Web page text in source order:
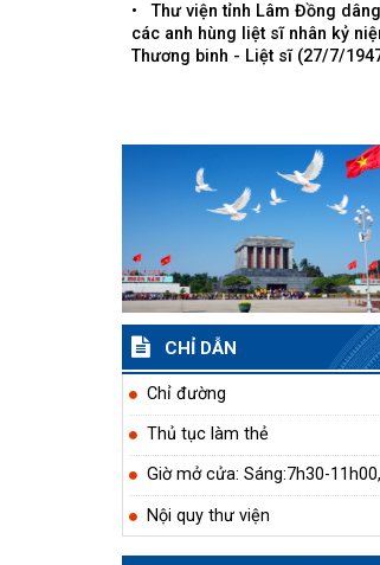
Thư viện tỉnh Lâm Đồng dâng hương tưởng niệm
các anh hùng liệt sĩ nhân kỷ
Thương binh - Liệt sĩ (27/7/
CHỈ DẪN
Chỉ đường
Thủ tục làm thẻ
Giờ mở cửa: Sáng:7h30-
Nội quy thư viện